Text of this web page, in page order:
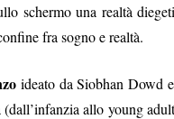
schermo una realtà
fra sogno e realtà.
ideato da Siobhan Dowd
allo young